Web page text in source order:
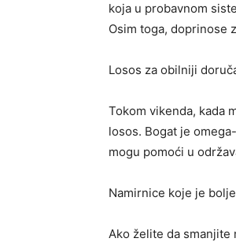
koja u probavnom
Osim toga, doprinose
Losos za obilniji
Tokom vikenda, kada
losos. Bogat je
mogu pomoći u
Namirnice koje je
Ako želite da smanjite